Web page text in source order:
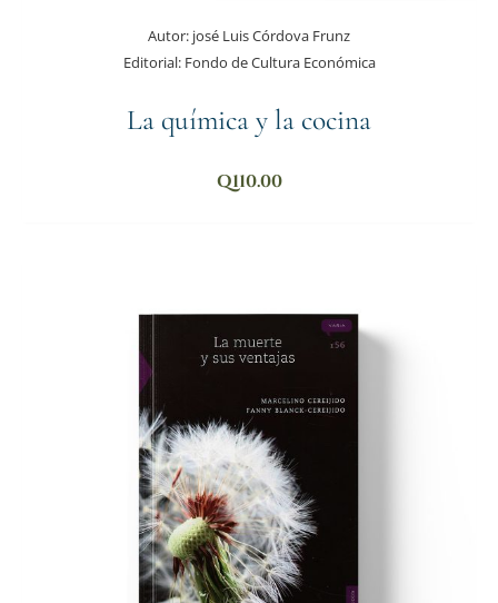
Autor: josé Luis Córdova Frunz
Editorial:Fondo de Cultura Económica
La química y la cocina
Q110.00